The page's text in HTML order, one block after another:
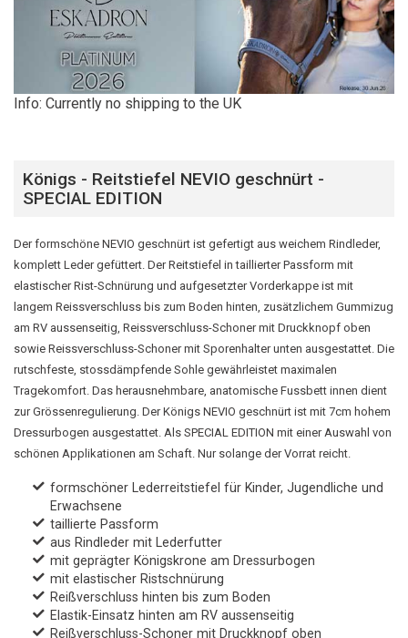
Info: Currently no shipping to the UK
Königs - Reitstiefel NEVIO geschnürt -
SPECIAL EDITION
Der formschöne NEVIO geschnürt ist gefertigt aus weichem Rindleder,
komplett Leder gefüttert. Der Reitstiefel in taillierter Passform mit
elastischer Rist-Schnürung und aufgesetzter Vorderkappe ist mit
langem Reissverschluss bis zum Boden hinten, zusätzlichem Gummizug
am RV aussenseitig, Reissverschluss-Schoner mit Druckknopf oben
sowie Reissverschluss-Schoner mit Sporenhalter unten ausgestattet. Die
rutschfeste, stossdämpfende Sohle gewährleistet maximalen
Tragekomfort. Das herausnehmbare, anatomische Fussbett innen dient
zur Grössenregulierung. Der Königs NEVIO geschnürt ist mit 7cm hohem
Dressurbogen ausgestattet. Als SPECIAL EDITION mit einer Auswahl von
schönen Applikationen am Schaft. Nur solange der Vorrat reicht.
formschöner Lederreitstiefel für Kinder, Jugendliche und
Erwachsene
taillierte Passform
aus Rindleder mit Lederfutter
mit geprägter Königskrone am Dressurbogen
mit elastischer Ristschnürung
Reißverschluss hinten bis zum Boden
Elastik-Einsatz hinten am RV aussenseitig
Reißverschluss-Schoner mit Druckknopf oben